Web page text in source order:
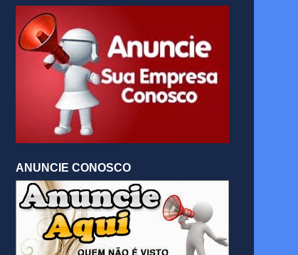
ANUNCIE CONOSCO